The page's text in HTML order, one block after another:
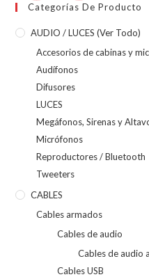
Categorías De Producto
AUDIO / LUCES (ver Todo)
Accesorios de cabinas y
Audífonos
Difusores
LUCES
Megáfonos, Sirenas y
Micrófonos
Reproductores / Bluetooth
Tweeters
CABLES
Cables armados
Cables de audio
Cables de audio
Cables USB